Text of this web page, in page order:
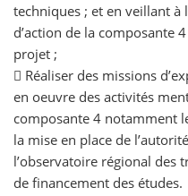
techniques ; et en veillant
d’action de la composante
projet ;
 Réaliser des missions
en oeuvre des activités
composante 4 notamment
la mise en place de
l’observatoire régional des
de financement des études.